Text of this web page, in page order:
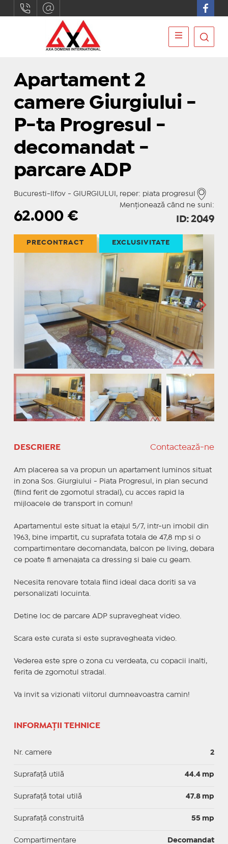
Apartament 2
camere Giurgiului -
P-ta Progresul -
decomandat -
parcare ADP
Bucuresti-Ilfov - GIURGIULUI, reper: piata progresul
Menționează când ne suni:
62.000€ ID: 2049
PRECONTRACT EXCLUSIVITATE
DESCRIERE Contactează-ne
Am placerea sa va propun un apartament luminos situat
in zona Sos. Giurgiului - Piata Progresul, in plan secund
(fiind ferit de zgomotul stradal), cu acces rapid la
mijloacele de transport in comun!
Apartamentul este situat la etajul 5/7, intr-un imobil din
1963, bine impartit, cu suprafata totala de 47,8 mp si o
compartimentare decomandata, balcon pe living, debara
ce poate fi amenajata ca dressing si baie cu geam.
Necesita renovare totala fiind ideal daca doriti sa va
personalizati locuinta.
Detine loc de parcare ADP supravegheat video.
Scara este curata si este supravegheata video.
Vederea este spre o zona cu verdeata, cu copacii inalti,
ferita de zgomotul stradal.
Va invit sa vizionati viitorul dumneavoastra camin!
INFORMAȚII TEHNICE
Nr. camere 2
Suprafaţă utilă 44.4 mp
Suprafaţă total utilă 47.8 mp
Suprafaţă construită 55 mp
Compartimentare Decomandat